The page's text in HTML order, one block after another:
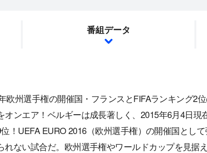
番組データ
欧州選手権の開催国・フランスとFIFAランキング2
オンエア！ベルギーは成長著しく、2015年6月4日
！UEFA EURO 2016（欧州選手権）の開催国とし
れない試合だ。欧州選手権やワールドカップを見据